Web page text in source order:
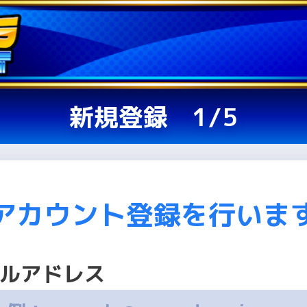
新規登録 1/5
カウント登録を行いま
アドレス